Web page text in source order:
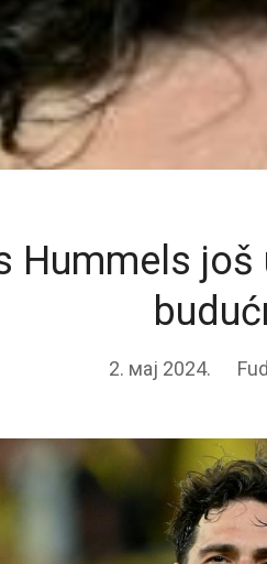
Hummels još
2. мај 2024.